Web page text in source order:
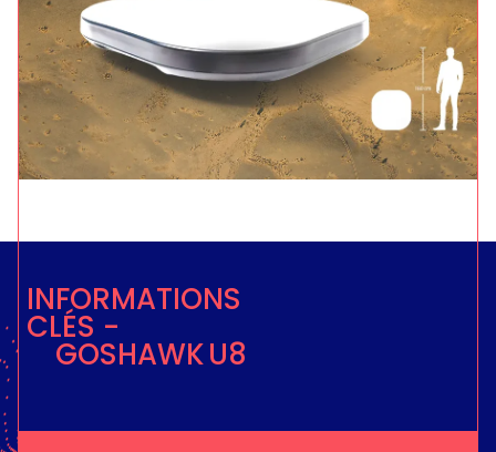
INFORMATIONS
CLÉS -
GOSHAWK U8